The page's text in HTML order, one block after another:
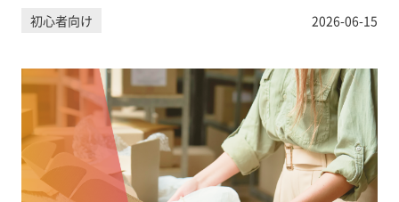
前の準備チェックリストまで実務ガイドとして解説します。
初心者向け 2026-06-15